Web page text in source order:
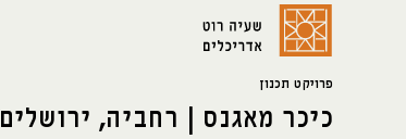
פרויקט תכנון
כיכר מאגנס | רחביה, ירושלים